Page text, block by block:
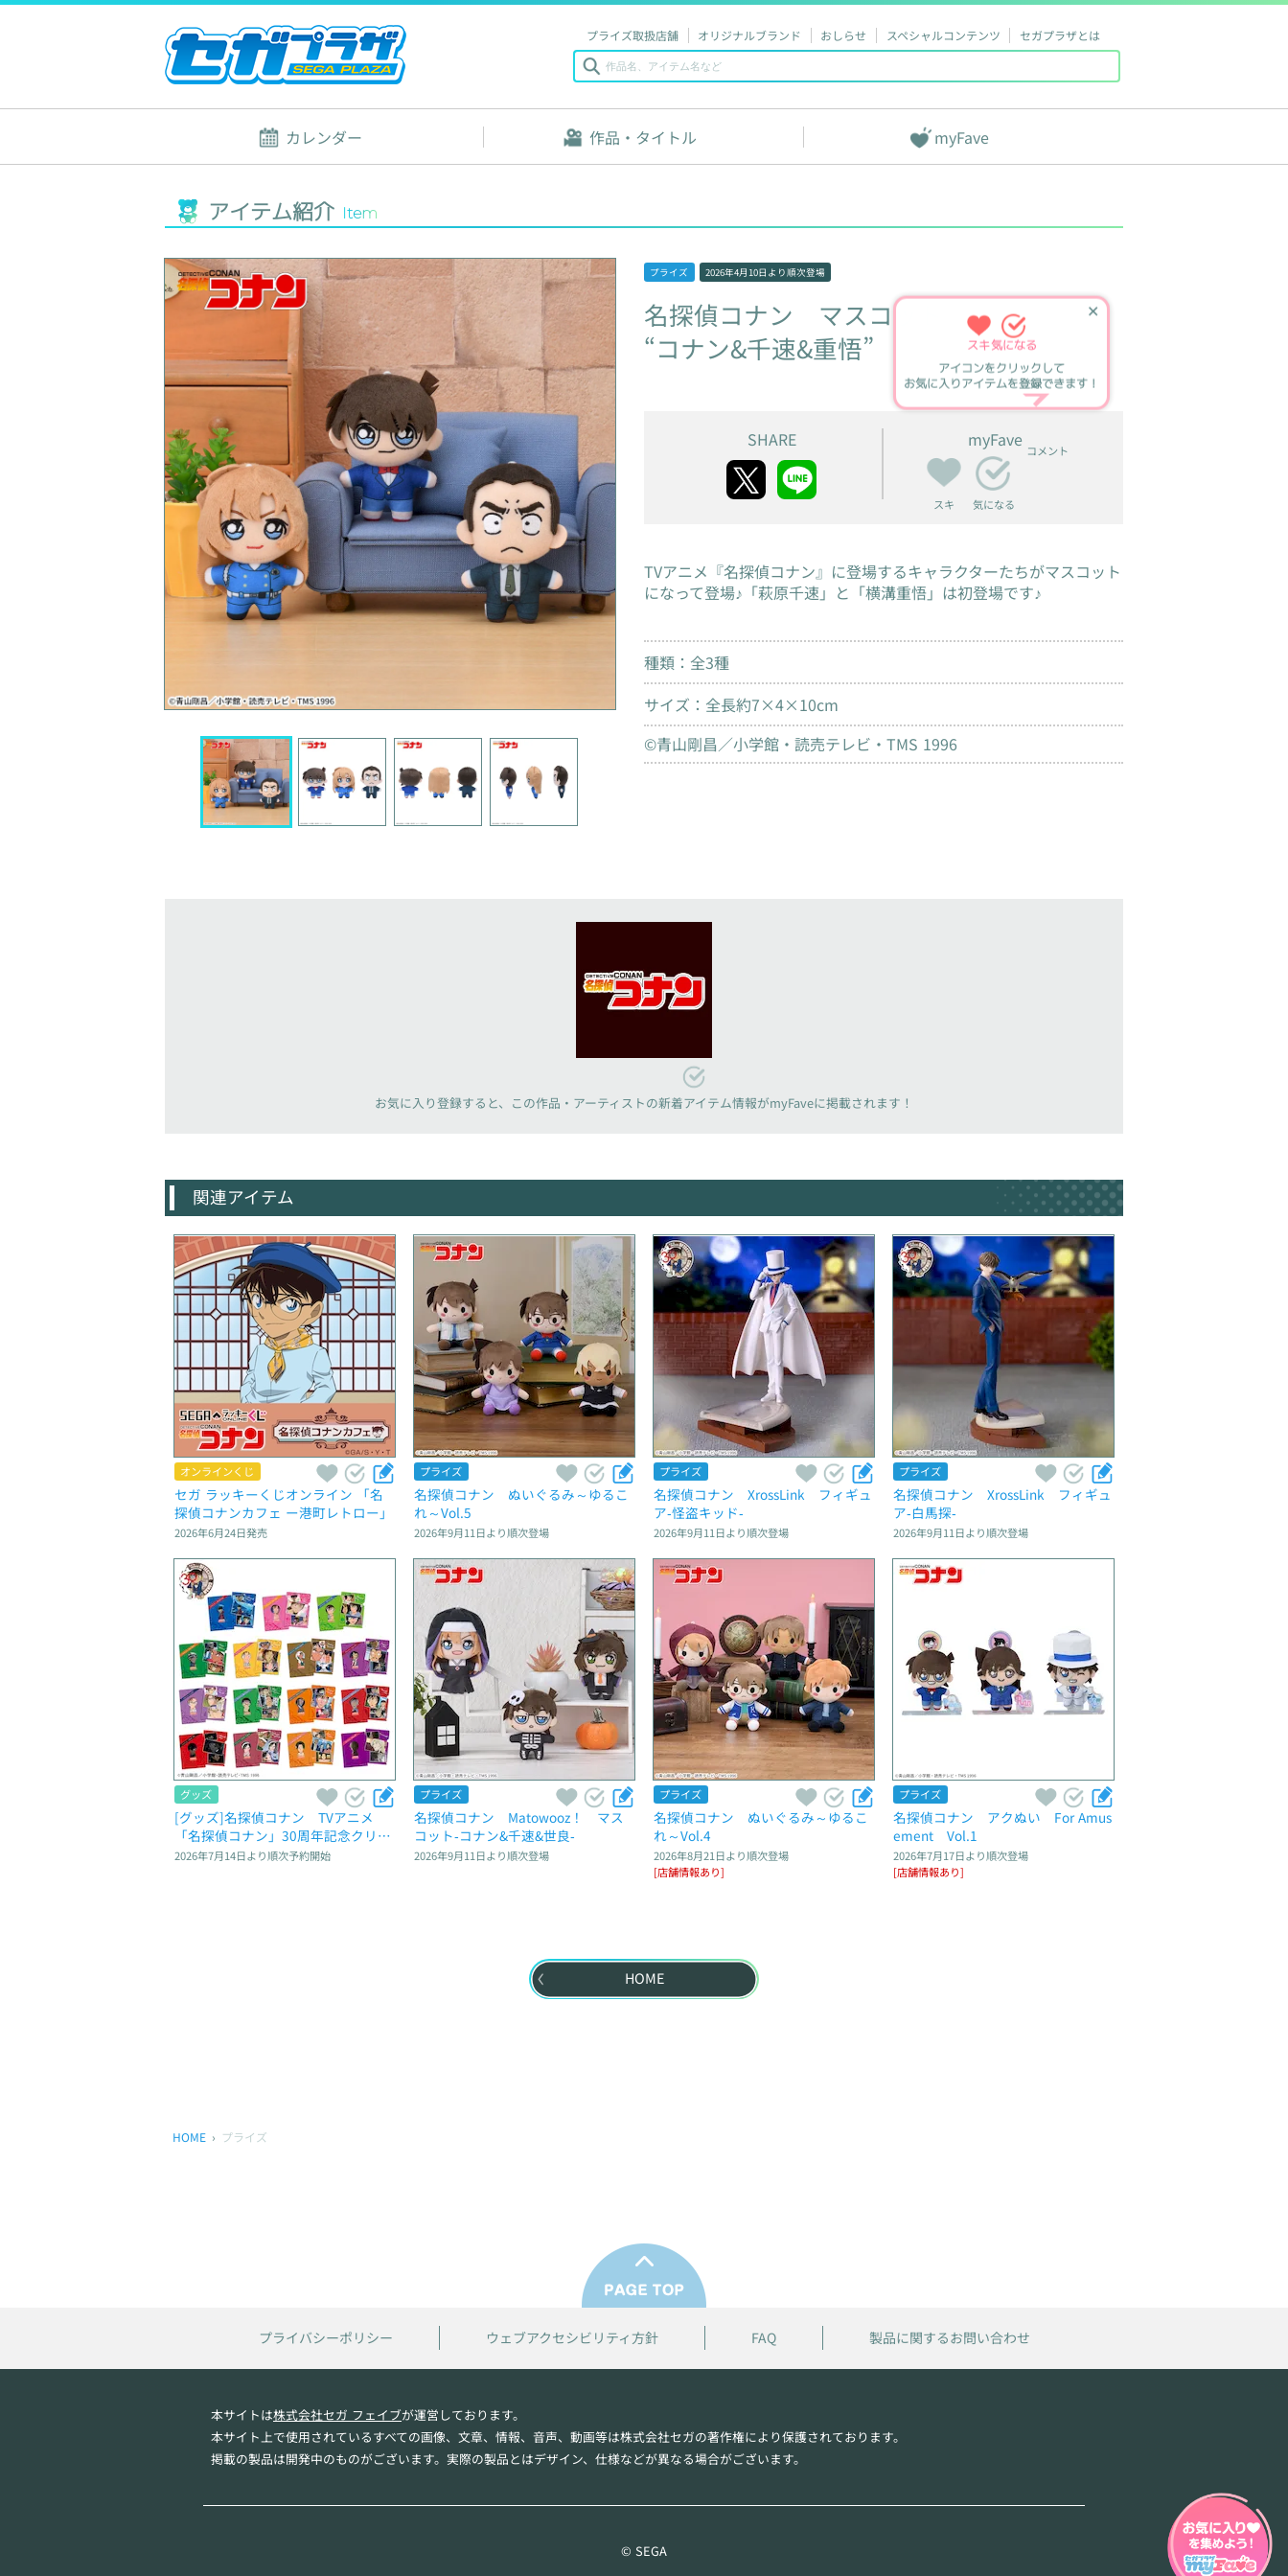
プライズ取扱店舗 オリジナルブランド おしらせ スペシャルコンテンツ セガプラザとは
カレンダー 作品・タイトル myFave
アイテム紹介 Item
プライズ 2026年4月10日 より順次登場
名探偵コナン
マスコット
“コナン&千速&重悟”
✕
スキ気になる
アイコンをクリックして
お気に入りアイテムを登録できます！
SHARE myFave
スキ 気になる
コメント
TVアニメ『名探偵コナン』に登場するキャラクターたちがマスコット
になって登場♪「萩原千速」と「横溝重悟」は初登場です♪
種類：全3種
サイズ：全長約7×4×10cm
©青山剛昌／小学館・読売テレビ・TMS 1996
お気に入り登録すると、 この作品・アーティストの新着アイテム情報がmyFaveに掲載されます！
関連アイテム
オンラインくじ
セガ ラッキーくじオンライン 「名
探偵コナンカフェ ー港町レトロー」
2026年6月24日発売
プライズ
名探偵コナン　ぬいぐるみ～ゆるこ
れ～Vol.5
2026年9月11日より順次登場
プライズ
名探偵コナン　XrossLink　フィギュ
ア‐怪盗キッド‐
2026年9月11日より順次登場
プライズ
名探偵コナン　XrossLink　フィギュ
ア‐白馬探‐
2026年9月11日より順次登場
グッズ
[グッズ]名探偵コナン　TVアニメ
「名探偵コナン」30周年記念クリア
ファイルVol.2
2026年7月14日より順次予約開始
プライズ
名探偵コナン　Matowooz！　マス
コット‐コナン&千速&世良‐
2026年9月11日より順次登場
プライズ
名探偵コナン　ぬいぐるみ～ゆるこ
れ～Vol.4
2026年8月21日より順次登場
[店舗情報あり]
プライズ
名探偵コナン　アクぬい　For Amus
ement　Vol.1
2026年7月17日より順次登場
[店舗情報あり]
HOME
HOME プライズ
プライバシーポリシー ウェブアクセシビリティ方針 FAQ 製品に関するお問い合わせ
本サイトは株式会社セガ フェイブが運営しております。
本サイト上で使用されているすべての画像、文章、情報、音声、動画等は株式会社セガの著作権により保護されております。
掲載の製品は開発中のものがございます。実際の製品とはデザイン、仕様などが異なる場合がございます。
© SEGA